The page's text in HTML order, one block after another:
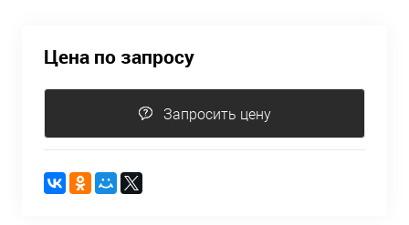
Цена по запросу
Запросить цену